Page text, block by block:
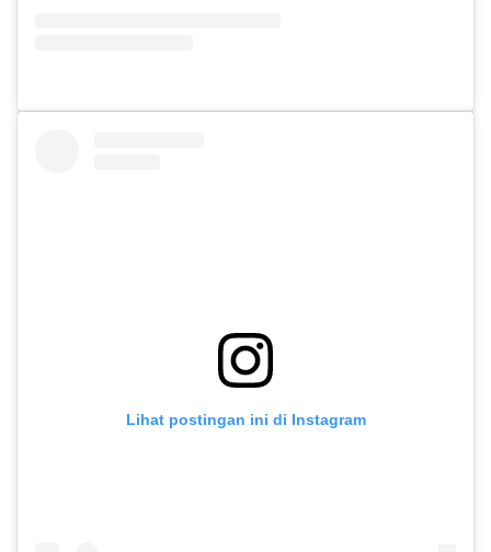
Lihat postingan ini di Instagram